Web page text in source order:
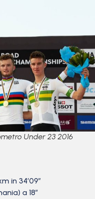
Under 23 2016
in 34’09”
a 18″